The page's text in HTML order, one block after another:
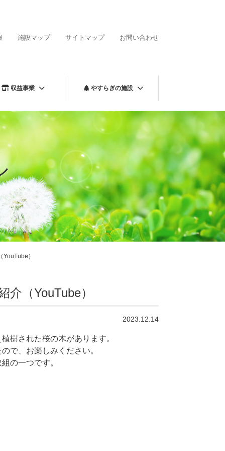
施設マップ サイトマップ お問い合わせ
収益事業 やすらぎの施設
）
（YouTube）
2023.12.14
樹された桜の木があります。
で、お楽しみください。
の一つです。